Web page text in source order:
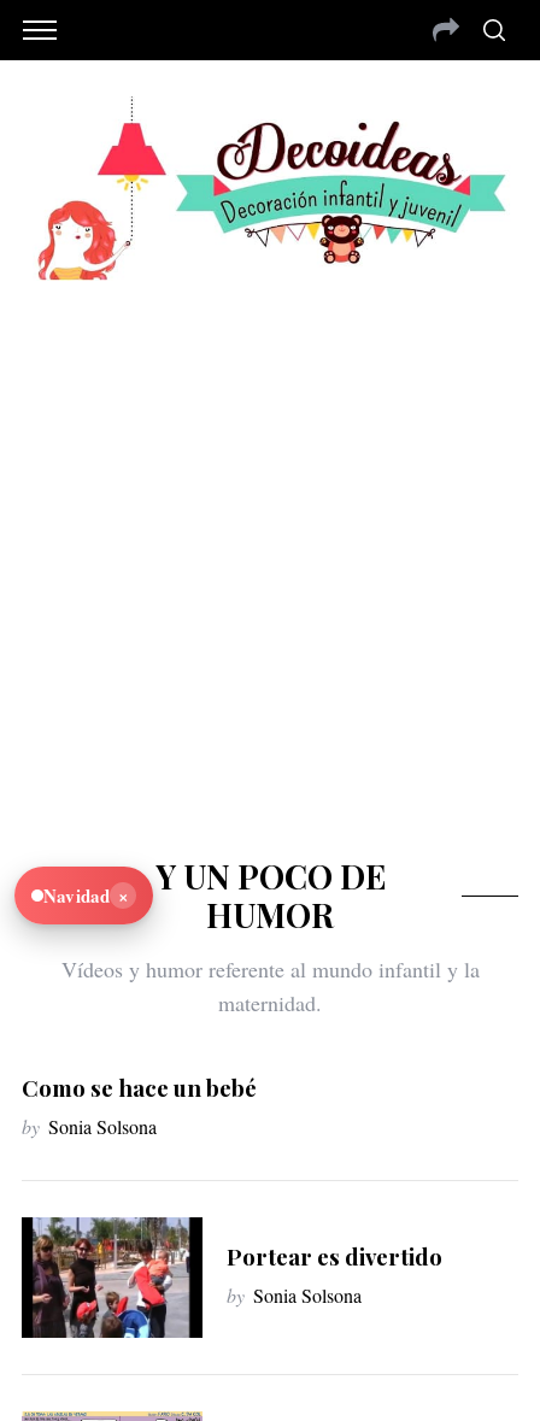
Y UN POCO DE
HUMOR
Vídeos y humor referente al mundo infantil y la
maternidad.
Como se hace un bebé
by Sonia Solsona
Portear es divertido
by Sonia Solsona
Navidad ×